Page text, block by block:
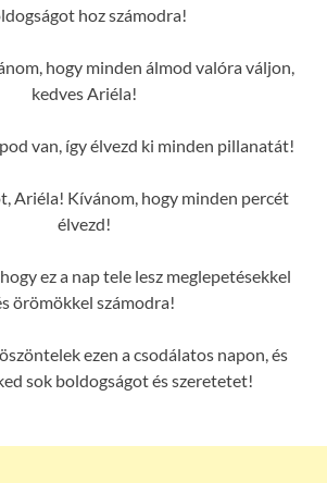
hoz számodra!
hogy minden álmod valóra váljon,
kedves Ariéla!
van, így élvezd ki minden pillanatát!
Ariéla! Kívánom, hogy minden percét
élvezd!
ez a nap tele lesz meglepetésekkel
örömökkel számodra!
ezen a csodálatos napon, és
sok boldogságot és szeretetet!